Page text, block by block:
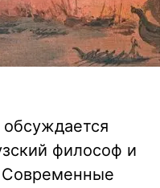
философ и
Современные